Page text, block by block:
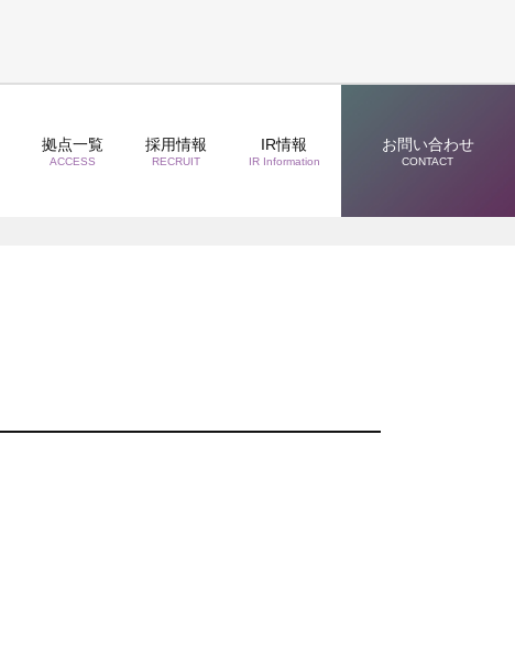
拠点一覧
ACCESS
採用情報
RECRUIT
IR情報
IR Information
お問い合わせ
CONTACT